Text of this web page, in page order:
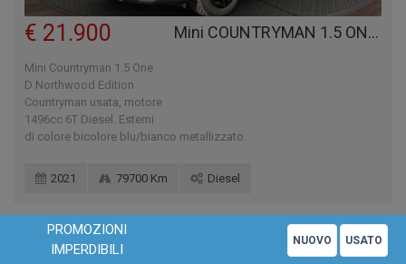
Mini COUNTRYMAN 1.5 ONE D NORTHWOOD EDITION COUNTRYMAN
€ 21.900
Mini Countryman 1.5 One
D Northwood Edition
Countryman usata, motore
1496cc 6T Diesel. Esterni
di colore bicolore blu/bianco metallizzato.
2021 79700 Km Diesel
PROMOZIONI
IMPERDIBILI
NUOVO USATO
X
Questo sito utilizza solo cookie tecnici. Chiudendo questo banner o
proseguendo la navigazione acconsenti all'uso di cookie.